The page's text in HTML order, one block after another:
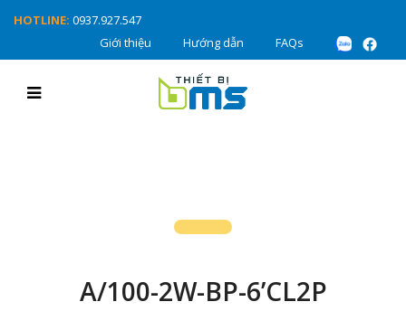
HOTLINE: 0937.927.547
Giới thiệu
Hướng dẫn FAQs
A/100-2W-BP-6’CL2P